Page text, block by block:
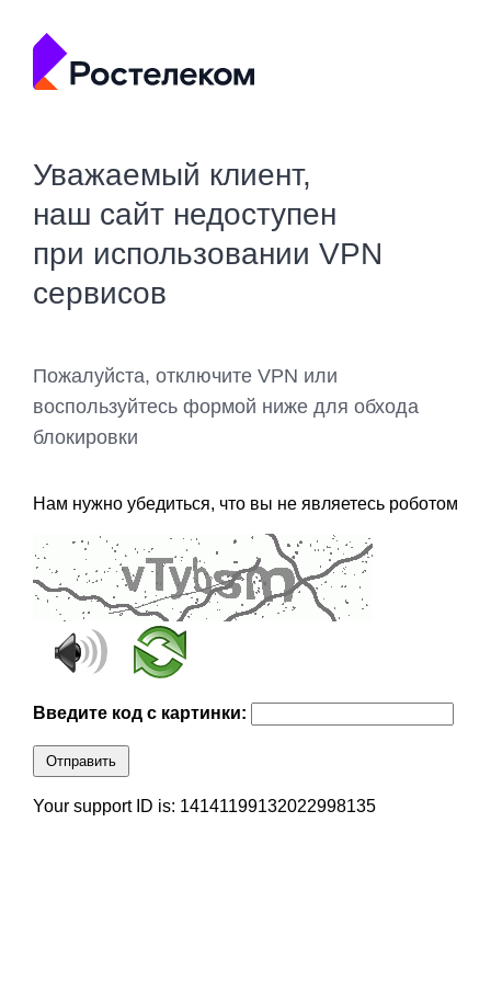
Уважаемый клиент,
наш сайт недоступен
при использовании VPN
сервисов
Пожалуйста, отключите VPN или
воспользуйтесь формой ниже для обхода
блокировки
Нам нужно убедиться, что вы не являетесь роботом
Введите код с картинки:
Отправить
Your support ID is: 14141199132022998135